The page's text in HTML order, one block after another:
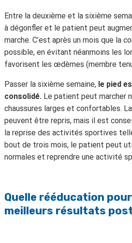
Entre la deuxième et la sixième
à dégonfler et le patient peut
marche. C’est après un mois que la
possible, en évitant néanmoins les
favorisent les œdèmes (membre
Passer la sixième semaine, le pied
consolidé. Le patient peut marcher
chaussures larges et confortables.
peuvent être repris, mais il est
la reprise des activités sportives
bout de trois mois, le patient peut
normales et reprendre une activité
Quelle rééducation
meilleurs résultats